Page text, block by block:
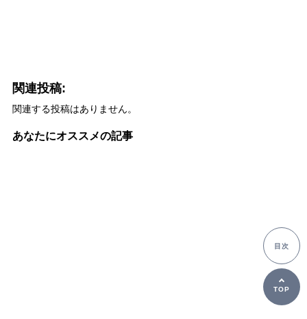
関連投稿:
関連する投稿はありません。
あなたにオススメの記事